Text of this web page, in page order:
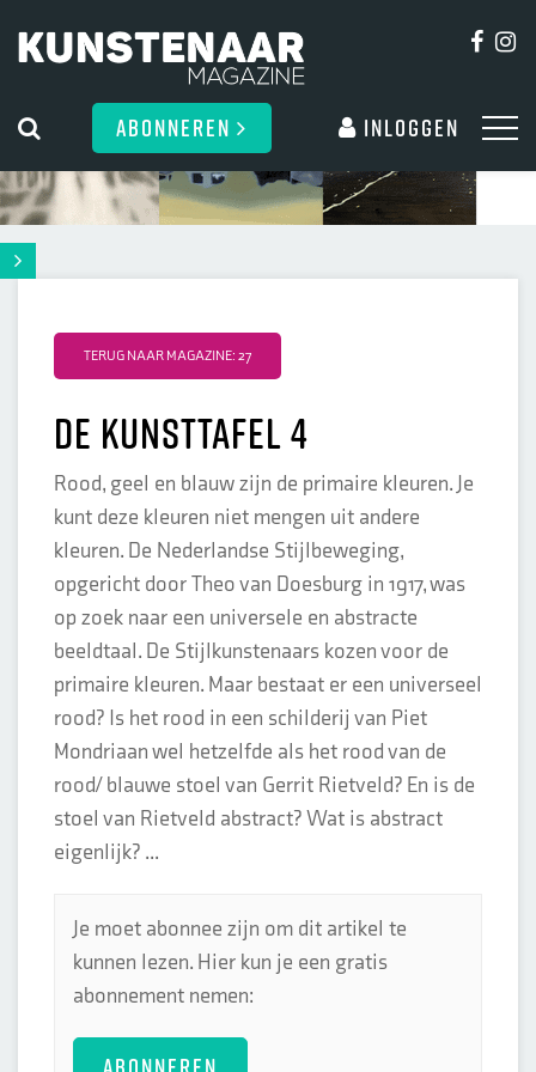
ABONNEREN Inloggen
TERUG NAAR MAGAZINE: 27
de kunsttafel 4
Rood, geel en blauw zijn de primaire kleuren. Je
kunt deze kleuren niet mengen uit andere
kleuren. De Nederlandse Stijlbeweging,
opgericht door Theo van Doesburg in 1917, was
op zoek naar een universele en abstracte
beeldtaal. De Stijlkunstenaars kozen voor de
primaire kleuren. Maar bestaat er een universeel
rood? Is het rood in een schilderij van Piet
Mondriaan wel hetzelfde als het rood van de
rood/ blauwe stoel van Gerrit Rietveld? En is de
stoel van Rietveld abstract? Wat is abstract
eigenlijk? ...
Je moet abonnee zijn om dit artikel te
kunnen lezen. Hier kun je een gratis
abonnement nemen: